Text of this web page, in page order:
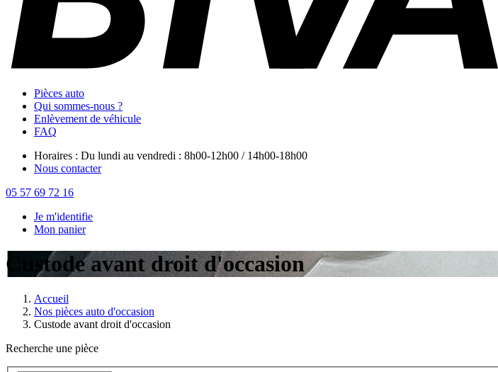
Pièces auto
Qui sommes-nous ?
Enlèvement de véhicule
FAQ
Horaires : Du lundi au vendredi : 8h00-12h00 / 14h00-18h00
Nous contacter
05 57 69 72 16
Je m'identifie
Mon panier
Custode avant droit d'occasion
Accueil
Nos pièces auto d'occasion
Custode avant droit d'occasion
Recherche une pièce